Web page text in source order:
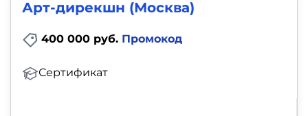
Арт-дирекшн (Москва)
400 000 руб. Промокод
Сертификат